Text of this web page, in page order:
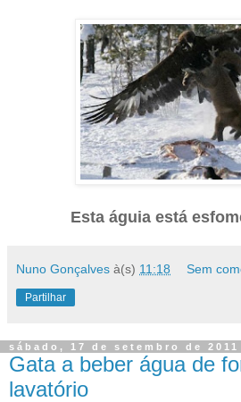
Esta águia está
Nuno Gonçalves à(s) 11:18 Sem
Partilhar
sábado, 17 de setembro de 2011
Gata a beber água de
lavatório